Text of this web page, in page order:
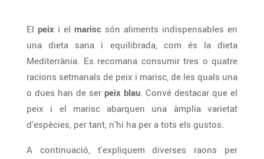
El peix i el marisc són aliments indispensables en
una dieta sana i equilibrada, com és la dieta
Mediterrània. Es recomana consumir tres o quatre
racions setmanals de peix i marisc, de les quals una
o dues han de ser peix blau. Convé destacar que el
peix i el marisc abarquen una àmplia varietat
d'espècies, per tant, n'hi ha per a tots els gustos.
A continuació, t'expliquem diverses raons per